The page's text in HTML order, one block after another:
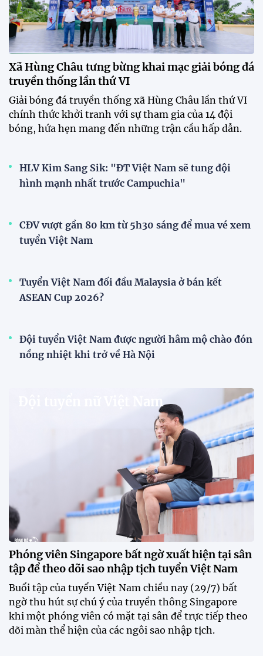
Xã Hùng Châu tưng bừng khai mạc giải bóng đá
truyền thống lần thứ VI
Giải bóng đá truyền thống xã Hùng Châu lần thứ VI
chính thức khởi tranh với sự tham gia của 14 đội
bóng, hứa hẹn mang đến những trận cầu hấp dẫn.
HLV Kim Sang Sik: "ĐT Việt Nam sẽ tung đội
hình mạnh nhất trước Campuchia"
CĐV vượt gần 80 km từ 5h30 sáng để mua vé xem
tuyển Việt Nam
Tuyển Việt Nam đối đầu Malaysia ở bán kết
ASEAN Cup 2026?
Đội tuyển Việt Nam được người hâm mộ chào đón
nồng nhiệt khi trở về Hà Nội
Đội tuyển nữ Việt Nam
Phóng viên Singapore bất ngờ xuất hiện tại sân
tập để theo dõi sao nhập tịch tuyển Việt Nam
Buổi tập của tuyển Việt Nam chiều nay (29/7) bất
ngờ thu hút sự chú ý của truyền thông Singapore
khi một phóng viên có mặt tại sân để trực tiếp theo
dõi màn thể hiện của các ngôi sao nhập tịch.